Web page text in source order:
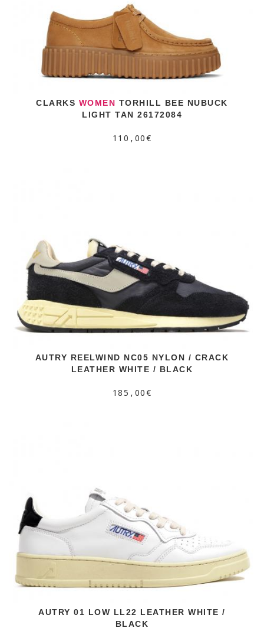
CLARKS WOMEN TORHILL BEE NUBUCK
LIGHT TAN 26172084
110,00€
AUTRY REELWIND NC05 NYLON / CRACK
LEATHER WHITE / BLACK
185,00€
AUTRY 01 LOW LL22 LEATHER WHITE /
BLACK